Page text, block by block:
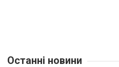
Останні новини